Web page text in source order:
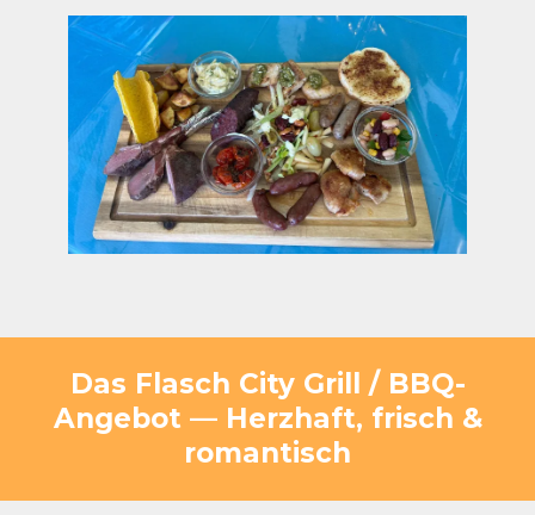
Das Flasch City Grill / BBQ-
Angebot — Herzhaft, frisch &
romantisch